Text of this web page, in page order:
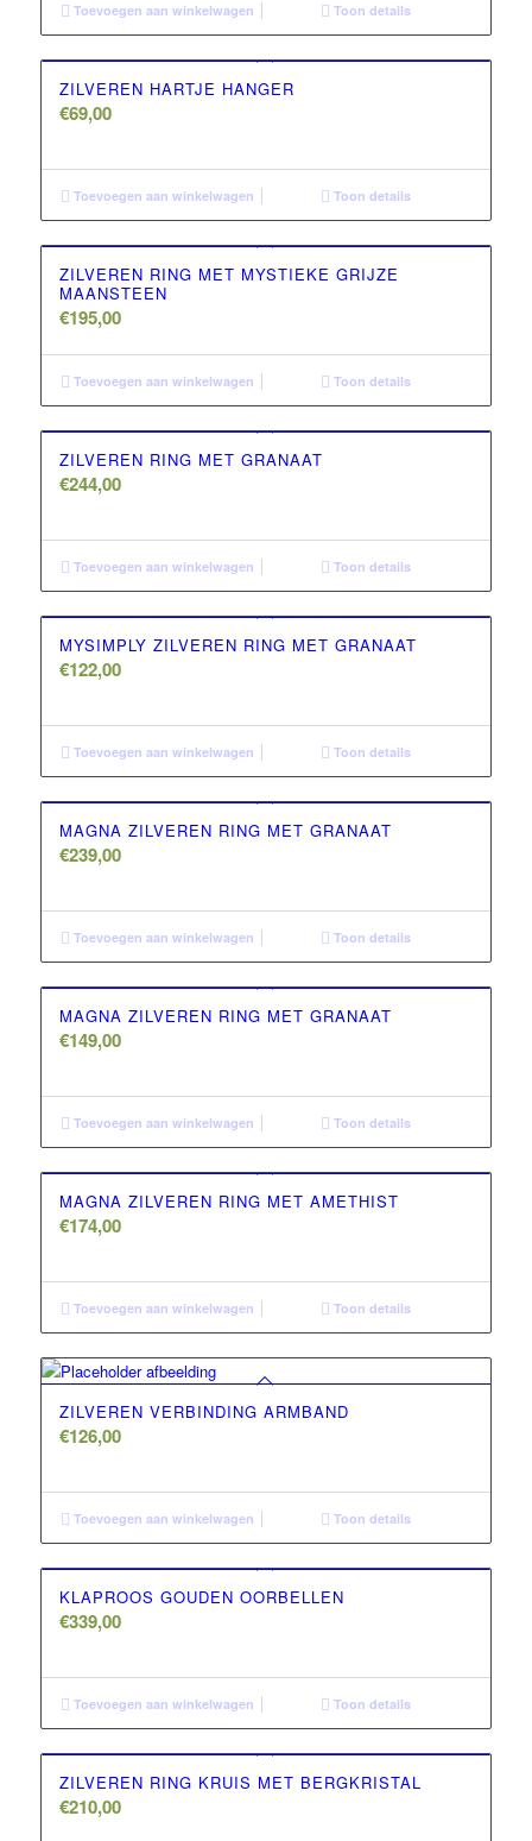
Toevoegen aan winkelwagen Toon details
ZILVEREN HARTJE HANGER
€69,00
Toevoegen aan winkelwagen Toon details
ZILVEREN RING MET MYSTIEKE GRIJZE
MAANSTEEN
€195,00
Toevoegen aan winkelwagen Toon details
ZILVEREN RING MET GRANAAT
€244,00
Toevoegen aan winkelwagen Toon details
MYSIMPLY ZILVEREN RING MET GRANAAT
€122,00
Toevoegen aan winkelwagen Toon details
MAGNA ZILVEREN RING MET GRANAAT
€239,00
Toevoegen aan winkelwagen Toon details
MAGNA ZILVEREN RING MET GRANAAT
€149,00
Toevoegen aan winkelwagen Toon details
MAGNA ZILVEREN RING MET AMETHIST
€174,00
Toevoegen aan winkelwagen Toon details
ZILVEREN VERBINDING ARMBAND
€126,00
Toevoegen aan winkelwagen Toon details
KLAPROOS GOUDEN OORBELLEN
€339,00
Toevoegen aan winkelwagen Toon details
ZILVEREN RING KRUIS MET BERGKRISTAL
€210,00